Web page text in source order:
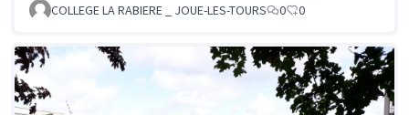
COLLEGE LA RABIERE _ JOUE-LES-TOURS
0 0